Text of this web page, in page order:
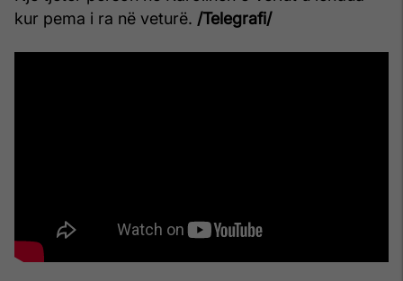
kur pema i ra në veturë. /Telegrafi/